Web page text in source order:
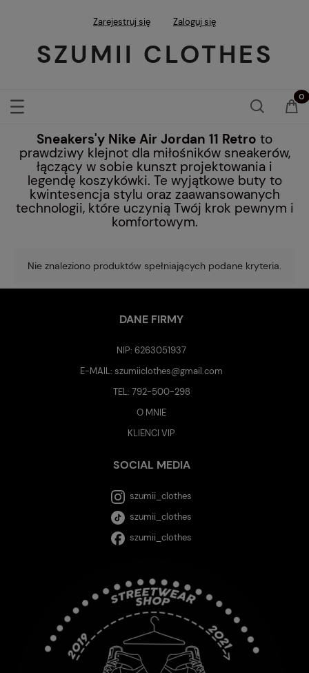
Zarejestruj się Zaloguj się
SZUMII CLOTHES
Sneakers'y Nike Air Jordan 11 Retro to
prawdziwy klejnot dla miłośników sneakerów,
łączący w sobie kunszt projektowania i
legendę koszykówki. Te wyjątkowe buty to
kwintesencja stylu oraz zaawansowanych
technologii, które uczynią Twój krok pewnym i
komfortowym.
Nie znaleziono produktów spełniających podane kryteria.
DANE FIRMY
NIP: 6263051937
E-MAIL:szumiiclothes@gmail.com
TEL: 792-500-298
O MNIE
KLIENCI VIP
SOCIAL MEDIA
szumii_clothes
szumii_clothes
szumii_clothes